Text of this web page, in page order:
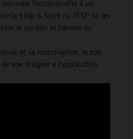
nouvelle fonctionnalité à un
le Stop & Start ou l'ESP ou les
le modèle et l'année du
et sa motorisation, le son
son intégrer à l'application